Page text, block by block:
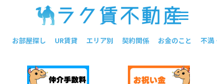
お部屋探し UR賃貸 エリア別 契約関係 お金のこと 不満